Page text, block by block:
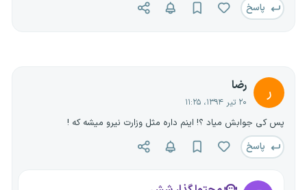
پاسخ
ر رضا
۲۰ تیر ۱۳۹۴، ۱۱:۲۵
پس کی جوابش میاد ؟! اینم داره مثل وزارت نیرو میشه که !
پاسخ